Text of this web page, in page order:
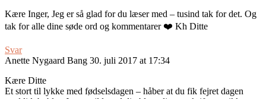
Kære Inger, Jeg er så glad for du læser med – tusind tak for det. Og
tak for alle dine søde ord og kommentarer ❤️ Kh Ditte
Svar
Anette Nygaard Bang 30. juli 2017 at 17:34
Kære Ditte
Et stort til lykke med fødselsdagen – håber at du fik fejret dagen